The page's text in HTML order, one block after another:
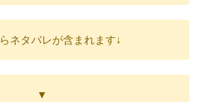
ネタバレが含まれます↓
▼